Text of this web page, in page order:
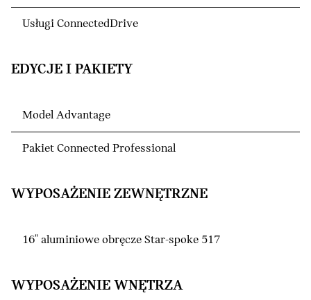
Usługi ConnectedDrive
EDYCJE I PAKIETY
Model Advantage
Pakiet Connected Professional
WYPOSAŻENIE ZEWNĘTRZNE
16" aluminiowe obręcze Star-spoke 517
WYPOSAŻENIE WNĘTRZA